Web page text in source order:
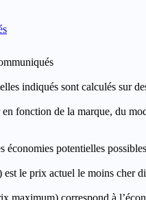
indiqués sont calculés sur
fonction de la marque, du
potentielles
le prix actuel le moins cher
correspond à